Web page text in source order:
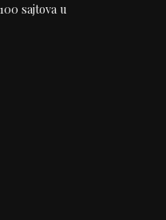
sajtova u